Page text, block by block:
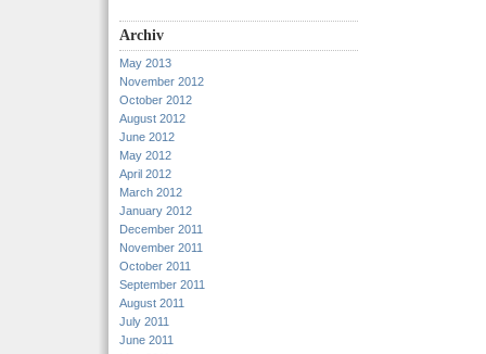
Archiv
May 2013
November 2012
October 2012
August 2012
June 2012
May 2012
April 2012
March 2012
January 2012
December 2011
November 2011
October 2011
September 2011
August 2011
July 2011
June 2011